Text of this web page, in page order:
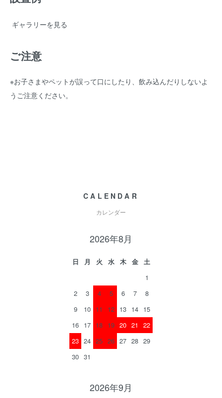
ギャラリーを見る
ご注意
※お子さまやペットが誤って口にしたり、飲み込んだりしないよ
うご注意ください。
CALENDAR
カレンダー
2026年8月
日 月 火 水 木 金
土
1
2
3 4 5 6 7
8
9
10 11 12 13 14 15
16 17 18 19 20 21
22
23 24 25 26 27 28 29
30 31
2026年9月